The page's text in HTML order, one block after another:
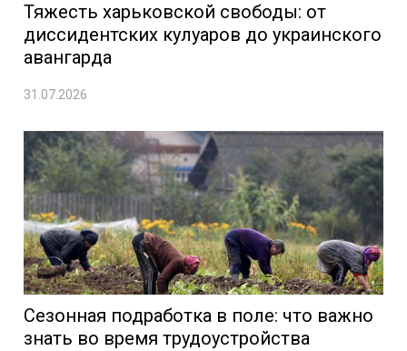
Тяжесть харьковской свободы: от
диссидентских кулуаров до украинского
авангарда
31.07.2026
Сезонная подработка в поле: что важно
знать во время трудоустройства